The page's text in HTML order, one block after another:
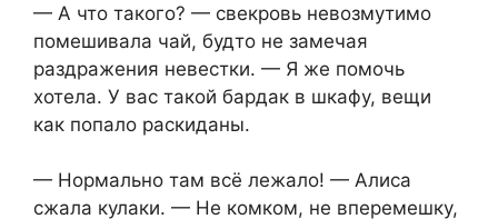
— А что такого? — свекровь невозмутимо
помешивала чай, будто не замечая
раздражения невестки. — Я же помочь
хотела. У вас такой бардак в шкафу, вещи
как попало раскиданы.
— Нормально там всё лежало! — Алиса
сжала кулаки. — Не комком, не вперемешку,